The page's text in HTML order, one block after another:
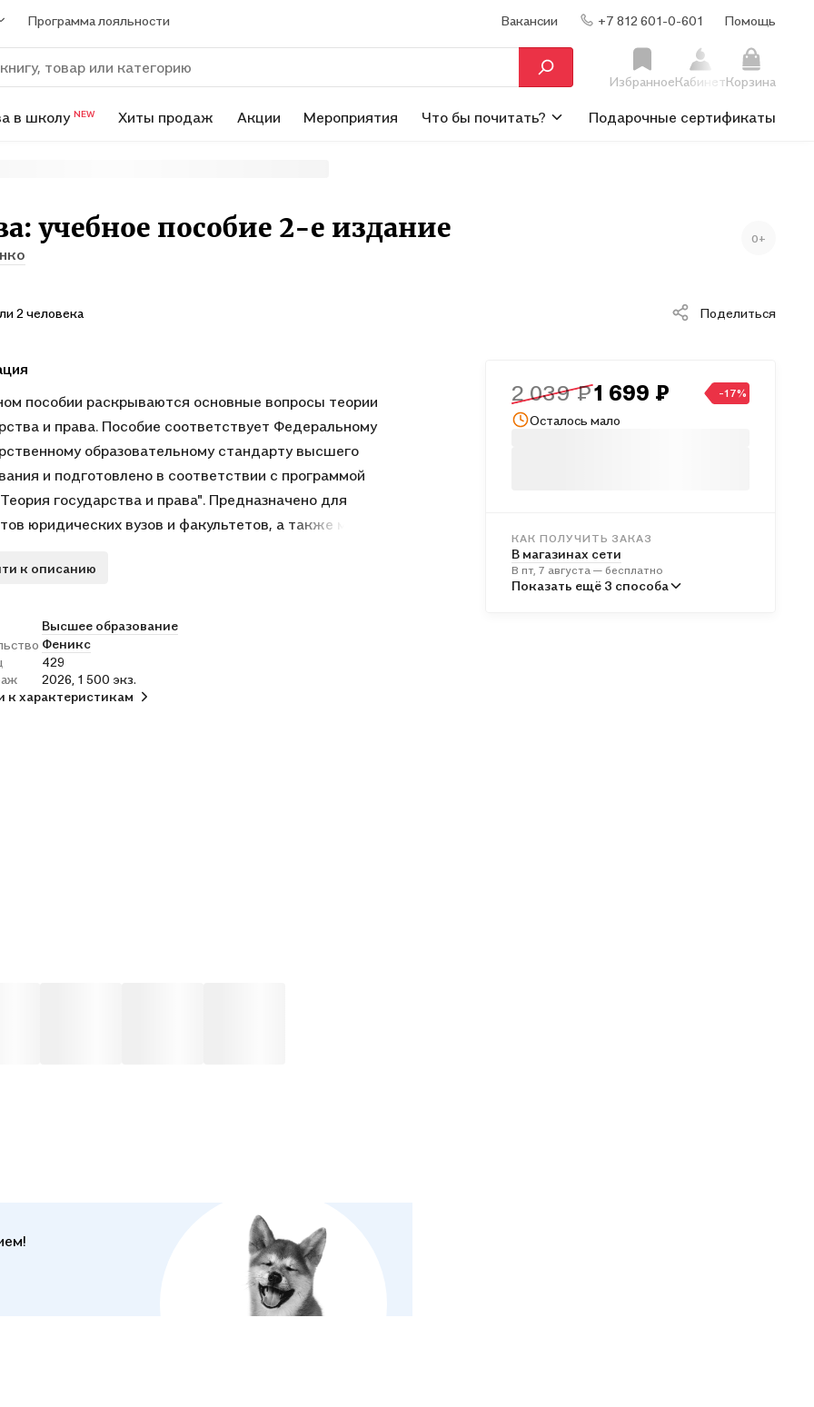
Программа лояльности Вакансии +7 812 601-0-601 Помощь
ИзбранноеКабинетКорзина
в школу NEW Хиты продаж Акции Мероприятия Что бы почитать? Подарочные сертификаты
учебное пособие 2-е издание 0+
2 человека Поделиться
пособии раскрываются основные вопросы теории
и права. Пособие соответствует Федеральному
образовательному стандарту высшего
и подготовлено в соответствии с программой
государства и права". Предназначено для
юридических вузов и факультетов, а также может
проблематикой.
к описанию
Высшее образование
Феникс
429
2026, 1 500 экз.
к характеристикам
2 039 ₽1 699 ₽ -17%
Осталось мало
КАК ПОЛУЧИТЬ ЗАКАЗ
В магазинах сети
В пт, 7 августа — бесплатно
В пунктах выдачи
Показать ещё 3 способа